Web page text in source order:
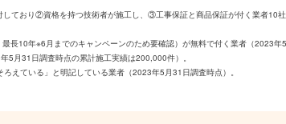
ており②資格を持つ技術者が施工し、③工事保証と商品保証が付く業者10
長10年※6月までのキャンペーンのため要確認）が無料で付く業者（2023年5
5月31日調査時点の累計施工実績は200,000件）。
えている」と明記している業者（2023年5月31日調査時点）。